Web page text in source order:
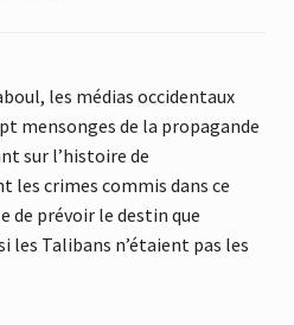
les médias occidentaux
mensonges de la propagande
sur l’histoire de
les crimes commis dans ce
de prévoir le destin que
les Talibans n’étaient pas les